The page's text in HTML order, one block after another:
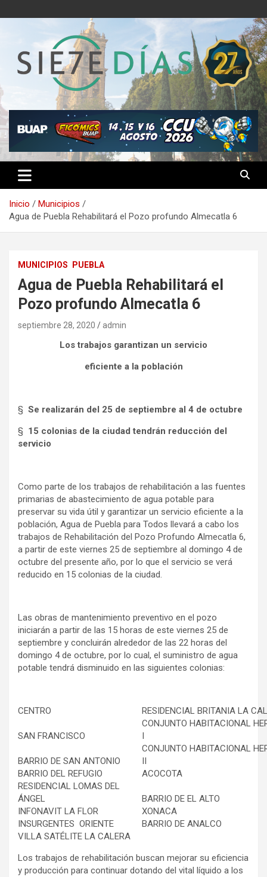
al
Semanario 7 Días
Inicio
Municipios
Agua de Puebla Rehabilitará el Pozo profundo Almecatla 6
MUNICIPIOS PUEBLA
Agua de Puebla Rehabilitará el
Pozo profundo Almecatla 6
septiembre 28, 2020 admin
Los trabajos garantizan un servicio
eficiente a la población
§ Se realizarán del 25 de septiembre al 4 de octubre
§ 15 colonias de la ciudad tendrán reducción del
servicio
Como parte de los trabajos de rehabilitación a las fuentes
primarias de abastecimiento de agua potable para
preservar su vida útil y garantizar un servicio eficiente a la
población, Agua de Puebla para Todos llevará a cabo los
trabajos de Rehabilitación del Pozo Profundo Almecatla 6,
a partir de este viernes 25 de septiembre al domingo 4 de
octubre del presente año, por lo que el servicio se verá
reducido en 15 colonias de la ciudad.
Las obras de mantenimiento preventivo en el pozo
iniciarán a partir de las 15 horas de este viernes 25 de
septiembre y concluirán alrededor de las 22 horas del
domingo 4 de octubre, por lo cual, el suministro de agua
potable tendrá disminuido en las siguientes colonias:
CENTRO RESIDENCIAL BRITANIA LA
SAN FRANCISCO
CONJUNTO HABITACIONAL
I
BARRIO DE SAN ANTONIO
CONJUNTO HABITACIONAL
II
BARRIO DEL REFUGIO
ACOCOTA
RESIDENCIAL LOMAS DEL
ÁNGEL
BARRIO DE EL ALTO
INFONAVIT LA FLOR
XONACA
INSURGENTES ORIENTE
BARRIO DE ANALCO
VILLA SATÉLITE LA CALERA
Los trabajos de rehabilitación buscan mejorar su eficiencia
y producción para continuar dotando del vital líquido a los